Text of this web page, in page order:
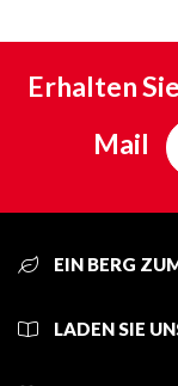
Erhalten
Mail
EIN BERG
LADEN SIE